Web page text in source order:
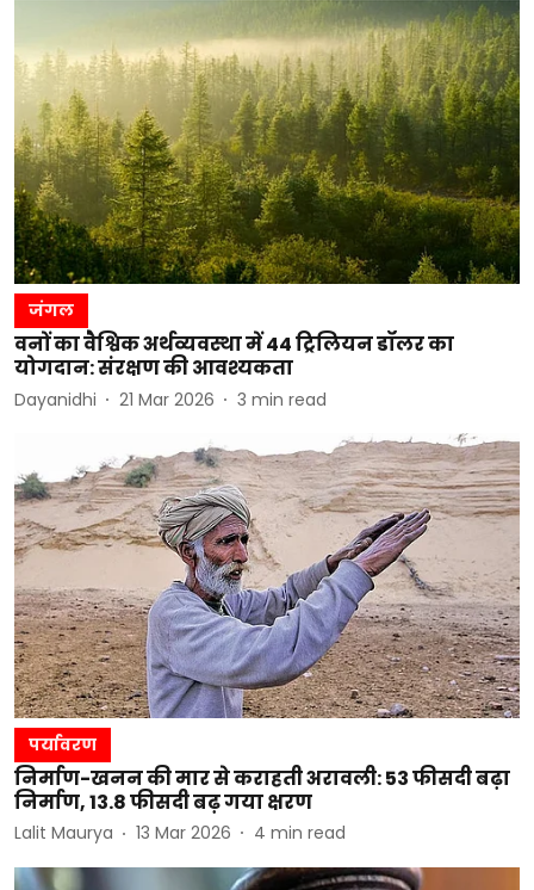
जंगल
वनों का वैश्विक अर्थव्यवस्था में 44 ट्रिलियन डॉलर का
योगदान: संरक्षण की आवश्यकता
Dayanidhi 21 Mar 2026 3 min read
पर्यावरण
निर्माण-खनन की मार से कराहती अरावली: 53 फीसदी बढ़ा
निर्माण, 13.8 फीसदी बढ़ गया क्षरण
Lalit Maurya 13 Mar 2026 4 min read